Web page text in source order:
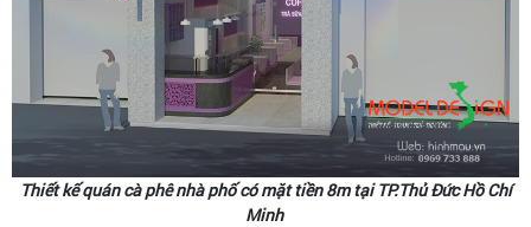
Thiết kế quán cà phê nhà phố có mặt tiền 8m tại TP.Thủ Đức Hồ Chí
Minh